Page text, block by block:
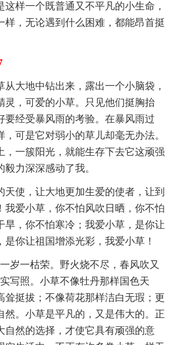
这样一个既普通又不平凡的小生命，
样，无论遇到什么困难，都能昂首挺
从大地中钻出来，露出一个小脑袋，
灵，可爱的小草。只见他们挺胸抬
要经受暴风雨的考验。在暴风雨过
，可是它对弱小的草儿却毫无办法。
，一簇阳光，就能生存下去它这顽强
力深深感动了我。
使，让大地更加生爱的使者，让到
我爱小草，你不怕风吹日晒，你不怕
旱，你不怕寒冷；我爱小草，是你让
你让祖国增添光彩，我爱小草！
岁一枯荣。野火烧不尽，春风吹又
写照。小草不像牡丹那样国色天
耸挺拔；不像荷花那样洁白无瑕；更
然。小草是平凡的，又是伟大的。正
自然的选择，才使它具有顽强的意